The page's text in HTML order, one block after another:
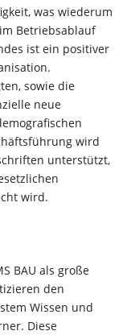
was wiederum
Betriebsablauf
ist ein positiver
sowie die
neue
wird
unterstützt,
wird.
BAU als große
den
Wissen und
Diese